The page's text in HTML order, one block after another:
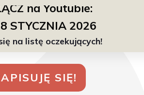
na Youtubie:
STYCZNIA 2026
na listę oczekujących!
SIĘ!